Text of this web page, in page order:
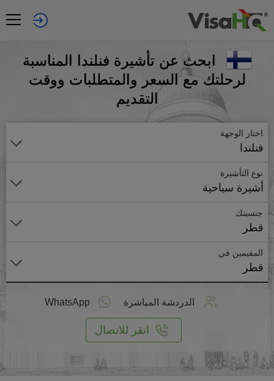
ابحث عن تأشيرة فنلندا المناسبة
لرحلتك مع السعر والمتطلبات ووقت
التقديم
اختار الوجهة
فنلندا
نوع التأشيرة
أشيرة سياحية
جنسيتك
قطر
المقيمين في
قطر
الدردشة المباشرة WhatsApp
انقر للاتصال